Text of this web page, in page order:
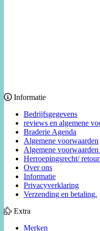
Informatie
Bedrijfsgegevens
reviews en algemene
Braderie Agenda
Algemene voorwaarden
Algemene
Herroepingsrecht/
Over ons
Informatie
Privacyverklaring
Verzending en betaling.
Extra
Merken